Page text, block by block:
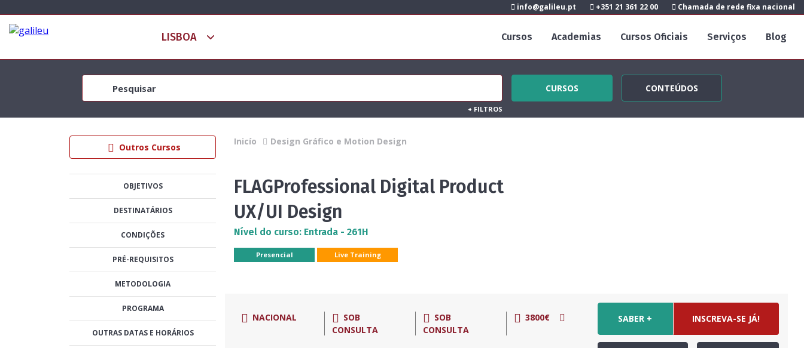
info@galileu.pt +351 21 361 22 00 Chamada de rede fixa nacional
Cursos Academias Cursos Oficiais Serviços Blog
CURSOS CONTEÚDOS
+ FILTROS
Outros Cursos
OBJETIVOS
DESTINATÁRIOS
CONDIÇÕES
PRÉ-REQUISITOS
METODOLOGIA
PROGRAMA
OUTRAS DATAS E HORÁRIOS
Inicío Design Gráfico e Motion Design
FLAGProfessional Digital Product
UX/UI Design
Nível do curso: Entrada - 261H
Presencial Live Training
NACIONAL
SOB
CONSULTA
SOB
CONSULTA
3800€ SABER + INSCREVA-SE JÁ!